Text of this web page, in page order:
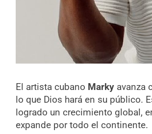
El artista cubano Markyavanza
lo que Dios hará en su público.
logrado un crecimiento global,
expande por todo el continente.